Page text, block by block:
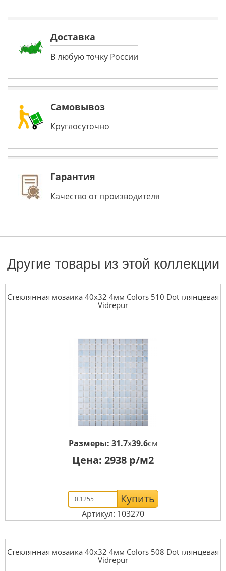
Доставка
В любую точку России
Самовывоз
Круглосуточно
Гарантия
Качество от производителя
Другие товары из этой коллекции
Стеклянная мозаика 40x32 4мм Colors 510 Dot глянцевая
Vidrepur
Размеры: 31.7x39.6см
Цена: 2938 р/м2
Купить
Артикул: 103270
Стеклянная мозаика 40x32 4мм Colors 508 Dot глянцевая
Vidrepur